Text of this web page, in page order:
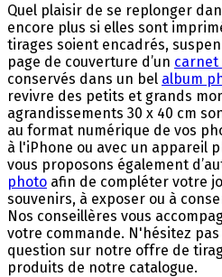
Quel plaisir de se replonger
encore plus si elles sont
tirages soient encadrés,
page de couverture d’un carnet
conservés dans un bel album
revivre des petits et grands
agrandissements 30 x 40 cm
au format numérique de vos
à l'iPhone ou avec un appareil
vous proposons également
photo afin de compléter votre
souvenirs, à exposer ou à
Nos conseillères vous
votre commande. N'hésitez
question sur notre offre de
produits de notre catalogue.